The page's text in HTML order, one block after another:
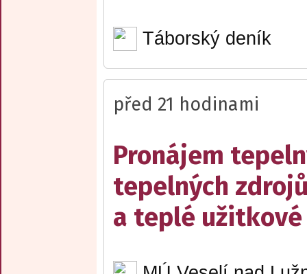
Táborský deník
před 21 hodinami
Pronájem
tepelných
a teplé užitkové